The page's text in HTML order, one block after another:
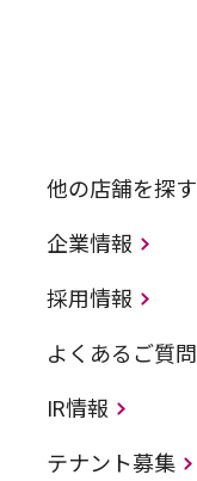
他の店舗を探す
企業情報
採用情報
よくあるご質問
IR情報
テナント募集